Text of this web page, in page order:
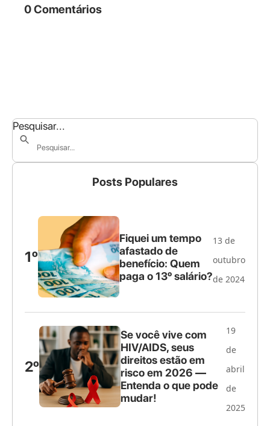
0 Comentários
Pesquisar...
Posts Populares
1º
Fiquei um tempo
afastado de
benefício: Quem
paga o 13º salário?
13 de
outubro
de 2024
2º
Se você vive com
HIV/AIDS, seus
direitos estão em
risco em 2026 —
Entenda o que pode
mudar!
19
de
abril
de
2025